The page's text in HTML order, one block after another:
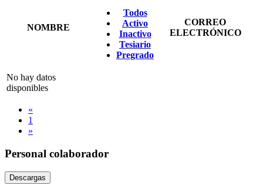
NOMBRE
Todos
Activo
Inactivo
Tesiario
Pregrado
CORREO
ELECTRÓNICO
No hay datos
disponibles
«
1
»
Personal colaborador
Descargas